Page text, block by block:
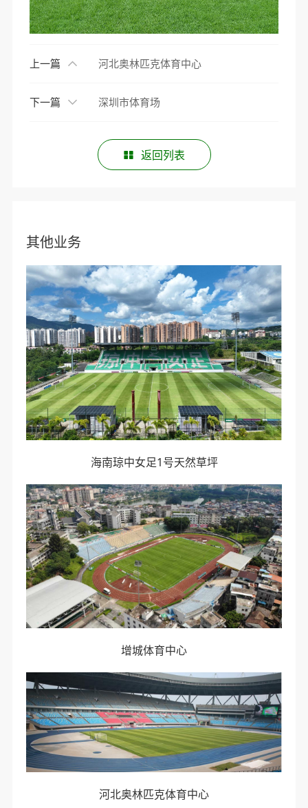
上一篇 河北奥林匹克体育中心
下一篇 深圳市体育场
返回列表
其他业务
海南琼中女足1号天然草坪
增城体育中心
河北奥林匹克体育中心